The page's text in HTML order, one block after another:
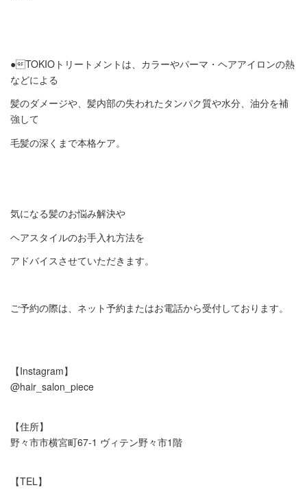
●TOKIOトリートメントは、カラーやパーマ・ヘアアイロンの熱
などによる
髪のダメージや、髪内部の失われたタンパク質や水分、油分を補
強して
毛髪の深くまで本格ケア。
気になる髪のお悩み解決や
ヘアスタイルのお手入れ方法を
アドバイスさせていただきます。
ご予約の際は、ネット予約またはお電話から受付しております。
【Instagram】
@hair_salon_piece
【住所】
野々市市横宮町67-1 ヴィテン野々市1階
【TEL】